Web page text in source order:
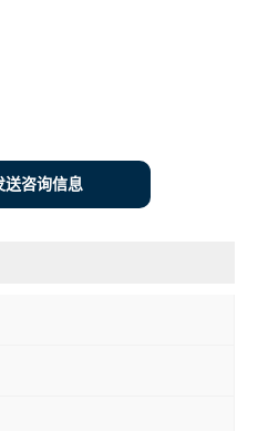
送咨询信息